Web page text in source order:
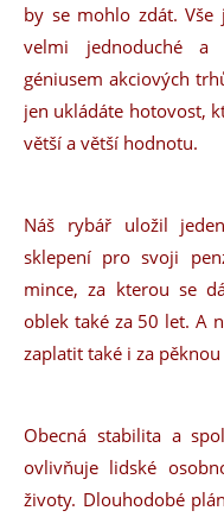
by se mohlo zdát. Vše
velmi jednoduché a
géniusem akciových
jen ukládáte hotovost,
větší a větší hodnotu.
Náš rybář uložil
sklepení pro svoji
mince, za kterou se
oblek také za 50 let. A
zaplatit také i za
Obecná stabilita a
ovlivňuje lidské
životy. Dlouhodobé